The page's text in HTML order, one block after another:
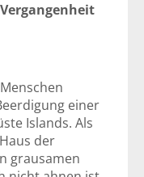
einer
Islands. Als
der
grausamen